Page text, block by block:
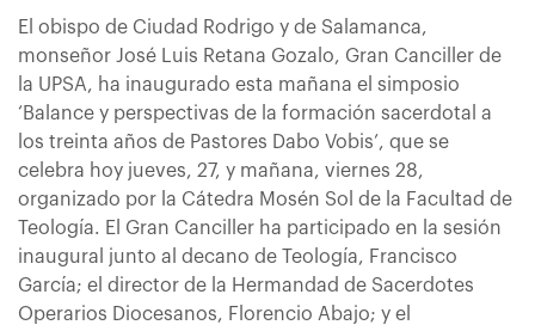
El obispo de Ciudad Rodrigo y de Salamanca,
monseñor José Luis Retana Gozalo, Gran Canciller de
la UPSA, ha inaugurado esta mañana el simposio
‘Balance y perspectivas de la formación sacerdotal a
los treinta años de Pastores Dabo Vobis’, que se
celebra hoy jueves, 27, y mañana, viernes 28,
organizado por la Cátedra Mosén Sol de la Facultad de
Teología. El Gran Canciller ha participado en la sesión
inaugural junto al decano de Teología, Francisco
García; el director de la Hermandad de Sacerdotes
Operarios Diocesanos, Florencio Abajo; y el